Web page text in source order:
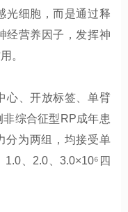
光细胞，而是通过释
经营养因子，发挥神
。
心、开放标签、单臂
综合征型RP成年患
分为两组，均接受单
、2.0、3.0×10⁶四